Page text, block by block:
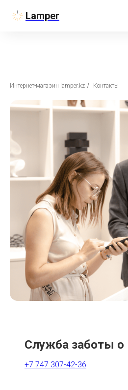
Lamper
Интернет-магазин lamper.kz / Контакты
Служба заботы о
+7 747 307-42-36